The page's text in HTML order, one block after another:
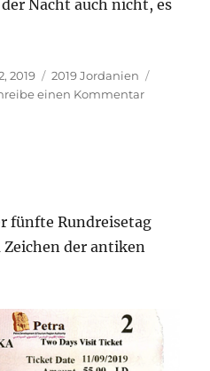
Nacht auch nicht, es
2019 Kategorien
2019 Jordanien
einen Kommentarzu
fünfte Rundreisetag
der antiken